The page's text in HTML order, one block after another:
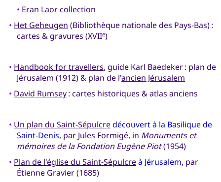
• Eran Laor collection
• Het Geheugen (Bibliothèque nationale des Pays-Bas) :
cartes & gravures (XVIIe)
• Handbook for travellers, guide Karl Baedeker : plan de
Jérusalem (1912) & plan de l'ancien Jérusalem
• David Rumsey: cartes historiques & atlas anciens
• Un plan du Saint-Sépulcredécouvert à la Basilique de
Saint-Denis, par Jules Formigé, in Monuments et
mémoires de la Fondation Eugène Piot(1954)
• Plan de l'église du Saint-Sépulcreà Jérusalem, par
Étienne Gravier (1685)